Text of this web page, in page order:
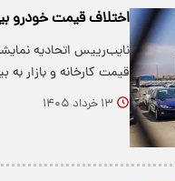
اختلاف قیمت خودرو بین
نایب‌رییس اتحادیه
قیمت کارخانه و بازار به بیش از
۱۳ خرداد ۱۴۰۵